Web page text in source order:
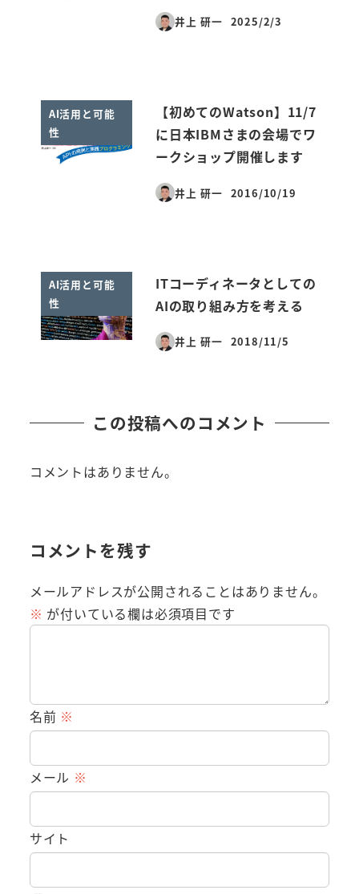
井上 研一
投稿日
2025/2/3
AI活用と可能
性
【初めてのWatson】11/7
に日本IBMさまの会場でワ
ークショップ開催します
井上 研一
投稿日
2016/10/19
AI活用と可能
性
ITコーディネータとしての
AIの取り組み方を考える
井上 研一
投稿日
2018/11/5
この投稿へのコメント
コメントはありません。
コメントを残す
メールアドレスが公開されることはありません。
※ が付いている欄は必須項目です
名前 ※
メール ※
サイト